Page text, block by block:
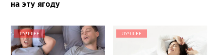
на эту ягоду
ЛУЧШЕЕ ЛУЧШЕЕ